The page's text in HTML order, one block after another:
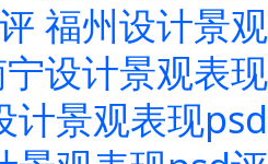
福州设计景
设计景观表
计景观表现